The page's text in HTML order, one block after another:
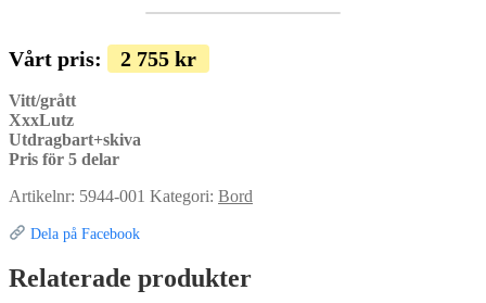
Vårt pris: 2 755 kr
Vitt/grått
XxxLutz
Utdragbart+skiva
Pris för 5 delar
Artikelnr: 5944-001 Kategori: Bord
Dela på Facebook
Relaterade produkter